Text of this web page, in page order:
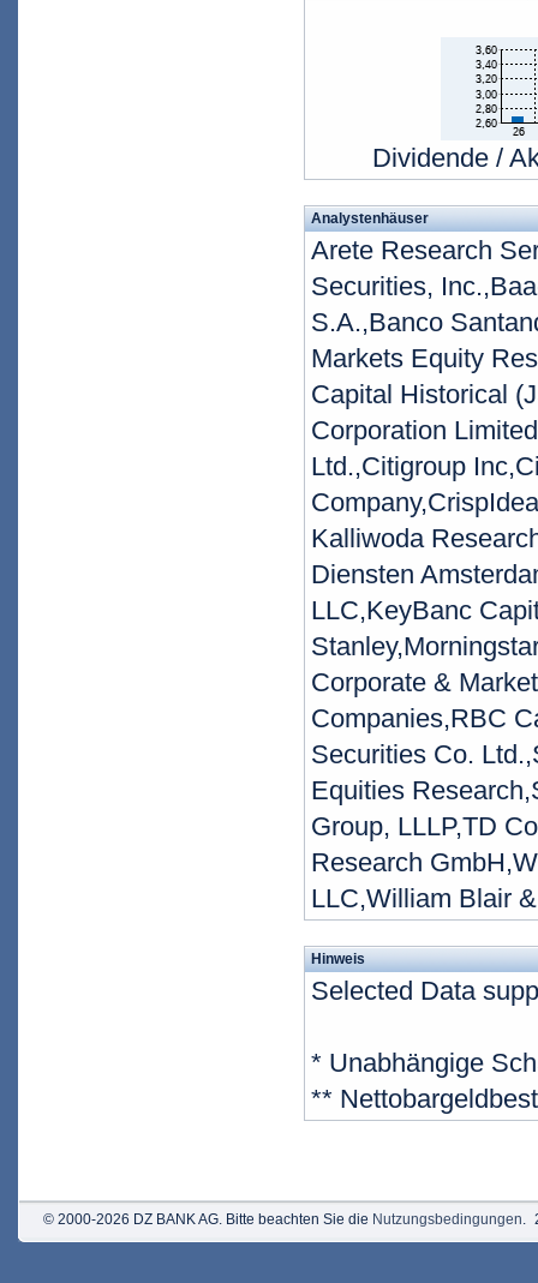
Dividende /
Analystenhäuser
Arete Research
Securities,
S.A.,Banco
Markets Equity
Capital Historical
Corporation
Ltd.,Citigroup
Kalliwoda
Diensten
LLC,KeyBanc
Corporate &
Companies,RBC
Securities Co.
Equities
Group, LLLP,TD
Research
LLC,William Blair
Hinweis
Selected Data
* Unabhängige
**
© 2000-2026 DZ BANK AG. Bitte beachten Sie die Nutzungsbedingungen.